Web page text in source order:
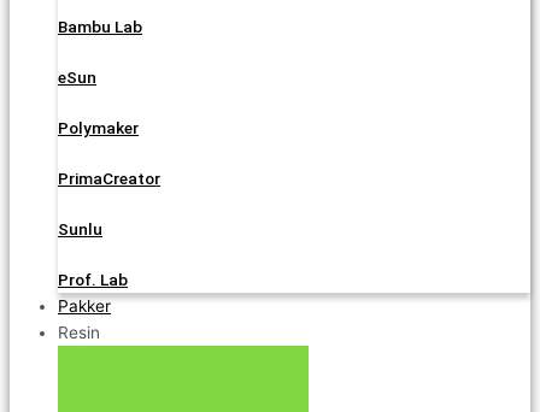
Bambu Lab
eSun
Polymaker
PrimaCreator
Sunlu
Prof. Lab
Pakker
Resin